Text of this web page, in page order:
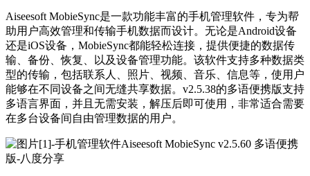
Aiseesoft MobieSync是一款功能丰富的手机管理软件，专为帮
助用户高效管理和传输手机数据而设计。无论是Android设备
还是iOS设备，MobieSync都能轻松连接，提供便捷的数据传
输、备份、恢复、以及设备管理功能。该软件支持多种数据类
型的传输，包括联系人、照片、视频、音乐、信息等，使用户
能够在不同设备之间无缝共享数据。v2.5.38的多语便携版支持
多语言界面，并且无需安装，解压后即可使用，非常适合需要
在多台设备间自由管理数据的用户。